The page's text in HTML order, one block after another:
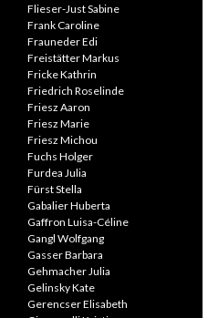
Flieser-Just Sabine
Frank Caroline
Frauneder Edi
Freistätter Markus
Fricke Kathrin
Friedrich Roselinde
Friesz Aaron
Friesz Marie
Friesz Michou
Fuchs Holger
Furdea Julia
Fürst Stella
Gabalier Huberta
Gaffron Luisa-Céline
Gangl Wolfgang
Gasser Barbara
Gehmacher Julia
Gelinsky Kate
Gerencser Elisabeth